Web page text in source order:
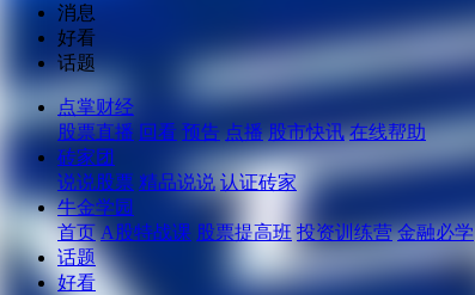
消息
好看
话题
点掌财经
股票直播 回看 预告 点播 股市快讯 在线帮助
砖家团
说说股票 精品说说 认证砖家
牛金学园
首页 A股特战课 股票提高班 投资训练营 金融必学
话题
好看